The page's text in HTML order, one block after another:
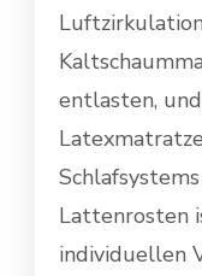
entlasten,
Lattenrosten
individuellen